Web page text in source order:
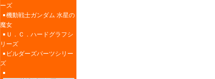
ーズ
機動戦士ガンダム 水星の
魔女
Ｕ．Ｃ．ハードグラフシ
リーズ
ビルダーズパーツシリー
ズ